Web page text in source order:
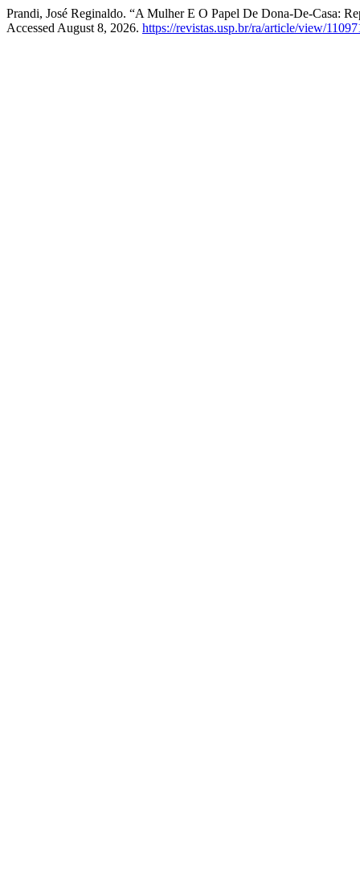
Prandi, José Reginaldo. “A Mulher E O Papel De Dona-De-Casa:
Accessed August 8, 2026. https://revistas.usp.br/ra/article/view/